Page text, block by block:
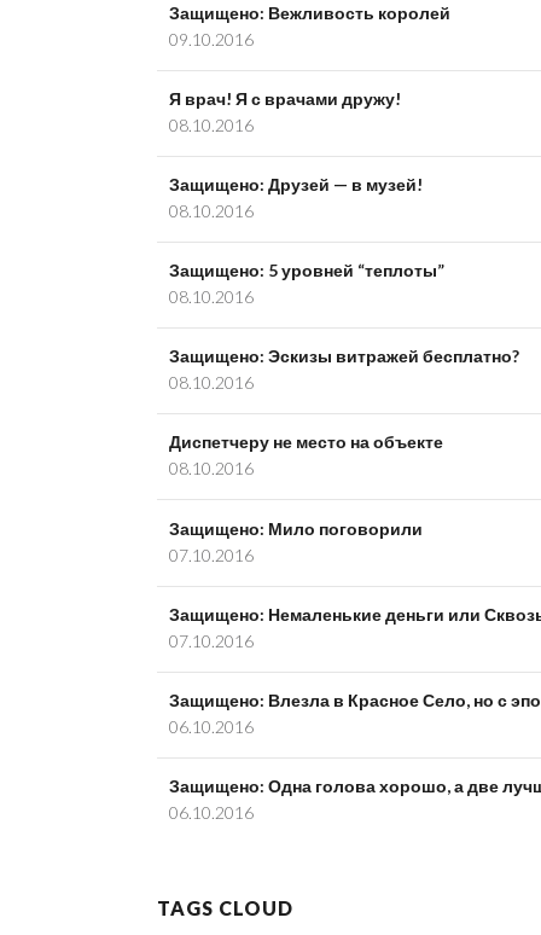
Защищено: Вежливость королей
09.10.2016
Я врач! Я с врачами дружу!
08.10.2016
Защищено: Друзей — в музей!
08.10.2016
Защищено: 5 уровней “теплоты”
08.10.2016
Защищено: Эскизы витражей бесплатно?
08.10.2016
Диспетчеру не место на объекте
08.10.2016
Защищено: Мило поговорили
07.10.2016
Защищено: Немаленькие деньги или
07.10.2016
Защищено: Влезла в Красное Село, но с
06.10.2016
Защищено: Одна голова хорошо, а две
06.10.2016
TAGS CLOUD